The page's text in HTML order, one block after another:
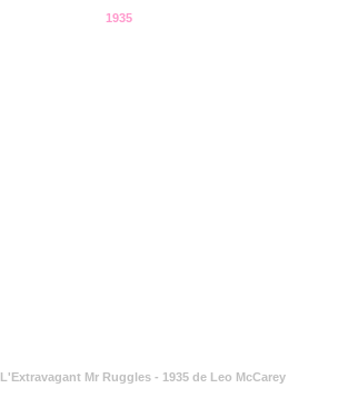
1935
L'Extravagant Mr Ruggles - 1935 de Leo McCarey